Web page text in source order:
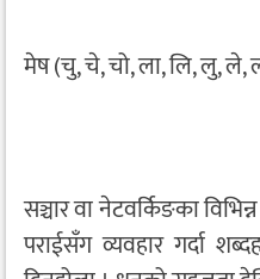
मेष (चु, चे, चो, ला, लि, लु, ले,
सञ्चार वा नेटवर्किङका
पराईसँग व्यवहार गर्दा